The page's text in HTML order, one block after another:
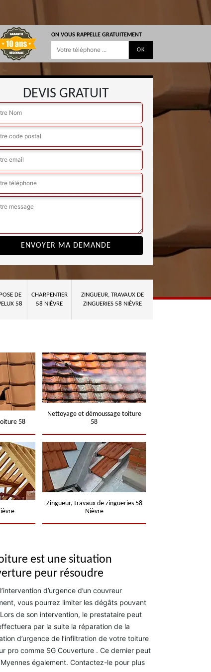
ON VOUS RAPPELLE GRATUITEMENT
DEVIS GRATUIT
POSE DE
58
CHARPENTIER
58 NIÈVRE
ZINGUEUR, TRAVAUX DE
ZINGUERIES 58 NIÈVRE
58
Nettoyage et démoussage toiture
58
Zingueur, travaux de zingueries 58
Nièvre
est une situation
peur résoudre
d’urgence d’un couvreur
vous pourrez limiter les dégâts pouvant
de son intervention, le prestataire peut
par la suite la réparation de la
d’urgence de l’infiltration de votre toiture
pro comme SG Couverture . Ce dernier peut
également. Contactez-le pour plus